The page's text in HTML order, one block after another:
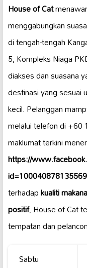
House of Cat
menggabungkan
di tengah-tengah
5, Kompleks Niaga
diakses dan suasana
destinasi yang sesuai
kecil. Pelanggan
melalui telefon di +60
maklumat terkini
https://
id=100040878135569
terhadapkualiti
positif, House of Cat
tempatan dan
Sabtu